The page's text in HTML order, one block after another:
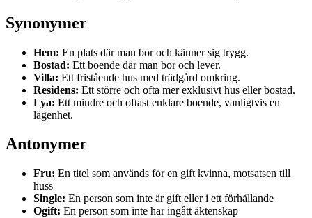
Synonymer
Hem: En plats där man bor och känner sig trygg.
Bostad: Ett boende där man bor och lever.
Villa: Ett fristående hus med trädgård omkring.
Residens: Ett större och ofta mer exklusivt hus eller bostad.
Lya: Ett mindre och oftast enklare boende, vanligtvis en
lägenhet.
Antonymer
Fru: En titel som används för en gift kvinna, motsatsen till
huss
Single: En person som inte är gift eller i ett förhållande
Ogift: En person som inte har ingått äktenskap